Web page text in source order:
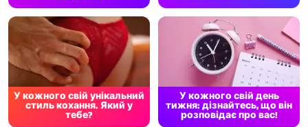
У кожного свій унікальний
стиль кохання. Який у
тебе?
У кожного свій день
тижня: дізнайтесь, що він
розповідає про вас!